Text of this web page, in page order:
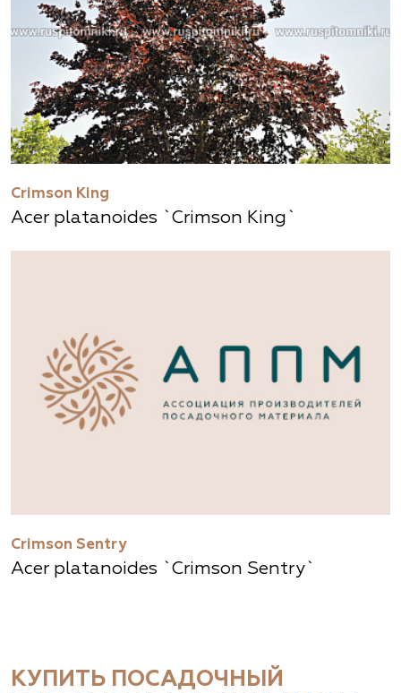
Crimson King
Acer platanoides `Crimson King`
Crimson Sentry
Acer platanoides `Crimson Sentry`
КУПИТЬ ПОСАДОЧНЫЙ